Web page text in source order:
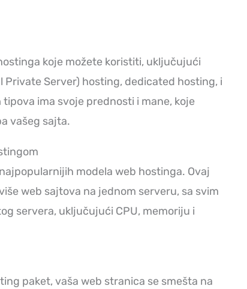
koje možete koristiti, uključujući
Private Server) hosting, dedicated hosting, i
ima svoje prednosti i mane, koje
vašeg sajta.
modela web hostinga. Ovaj
web sajtova na jednom serveru, sa svim
servera, uključujući CPU, memoriju i
paket, vaša web stranica se smešta na